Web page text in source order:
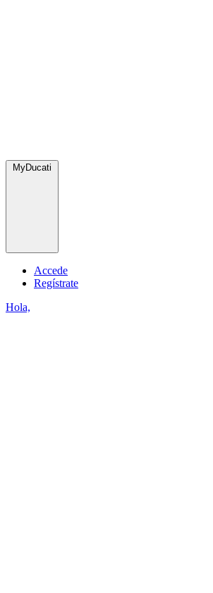
MyDucati
Accede
Regístrate
Hola,